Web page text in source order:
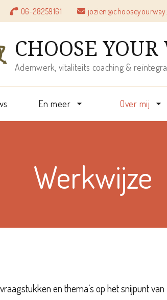
06-28259161
CHOOSE YOUR
Ademwerk, vitaliteits coaching &
En meer Over mij
Werkwijze
en thema’s op het snijpunt van